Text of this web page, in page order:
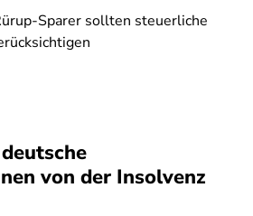
Sparer sollten steuerliche
von der Insolvenz